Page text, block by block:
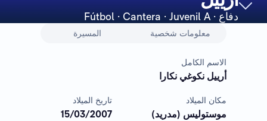
دفاع · Fútbol · Cantera · Juvenil A
معلومات شخصية المسيرة
الاسم الكامل
أرييل نكوغي نكارا
مكان الميلاد
موستوليس (مدريد)
تاريخ الميلاد
15/03/2007